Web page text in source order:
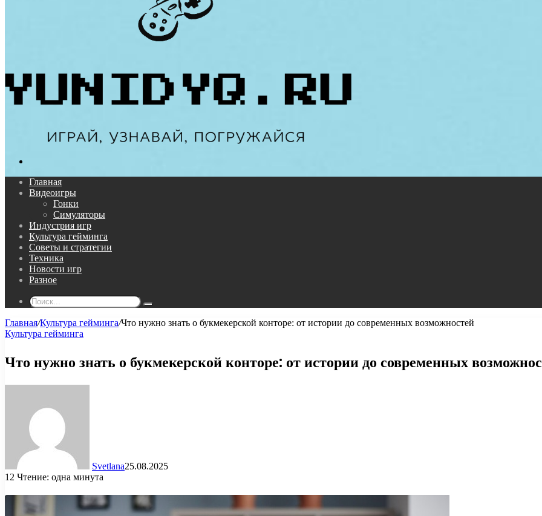
Главная
Видеоигры
Гонки
Симуляторы
Индустрия игр
Культура гейминга
Советы и стратегии
Техника
Новости игр
Разное
Поиск...
Главная/Культура гейминга/Что нужно знать о букмекерской конторе: от истории до современных возможностей
Культура гейминга
Что нужно знать о букмекерской конторе: от истории до современных
Svetlana25.08.2025
12 Чтение: одна минута